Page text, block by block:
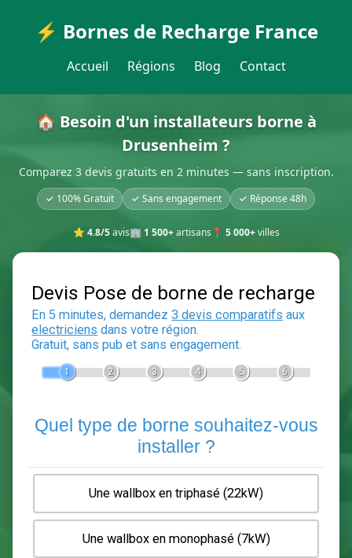
⚡ Bornes de Recharge France
Accueil Régions Blog Contact
🏠 Besoin d'un installateurs borne à
Drusenheim ?
Comparez 3 devis gratuits en 2 minutes — sans inscription.
✓ 100% Gratuit ✓ Sans engagement ✓ Réponse 48h
⭐ 4.8/5avis🏢 1 500+artisans 📍 5 000+villes
Devis Pose de borne de
En 5 minutes, demandez3 devis comparatifs
Gratuit, sans pub et sans engagement.
2 3 6
Quel type de borne souhaitez-
installer ?